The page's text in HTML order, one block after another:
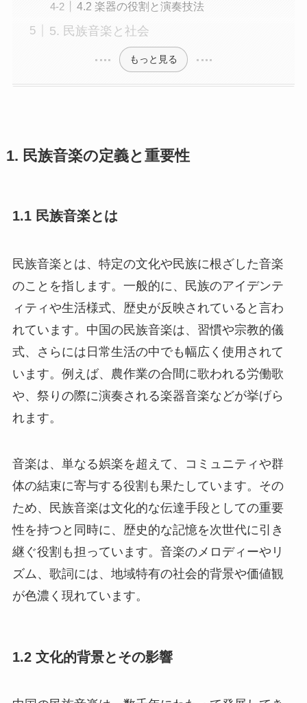
4.2 楽器の役割と演奏技法
5. 民族音楽と社会
もっと見る
1. 民族音楽の定義と重要性
1.1 民族音楽とは
民族音楽とは、特定の文化や民族に根ざした音楽
のことを指します。一般的に、民族のアイデンテ
ィティや生活様式、歴史が反映されていると言わ
れています。中国の民族音楽は、習慣や宗教的儀
式、さらには日常生活の中でも幅広く使用されて
います。例えば、農作業の合間に歌われる労働歌
や、祭りの際に演奏される楽器音楽などが挙げら
れます。
音楽は、単なる娯楽を超えて、コミュニティや群
体の結束に寄与する役割も果たしています。その
ため、民族音楽は文化的な伝達手段としての重要
性を持つと同時に、歴史的な記憶を次世代に引き
継ぐ役割も担っています。音楽のメロディーやリ
ズム、歌詞には、地域特有の社会的背景や価値観
が色濃く現れています。
1.2 文化的背景とその影響